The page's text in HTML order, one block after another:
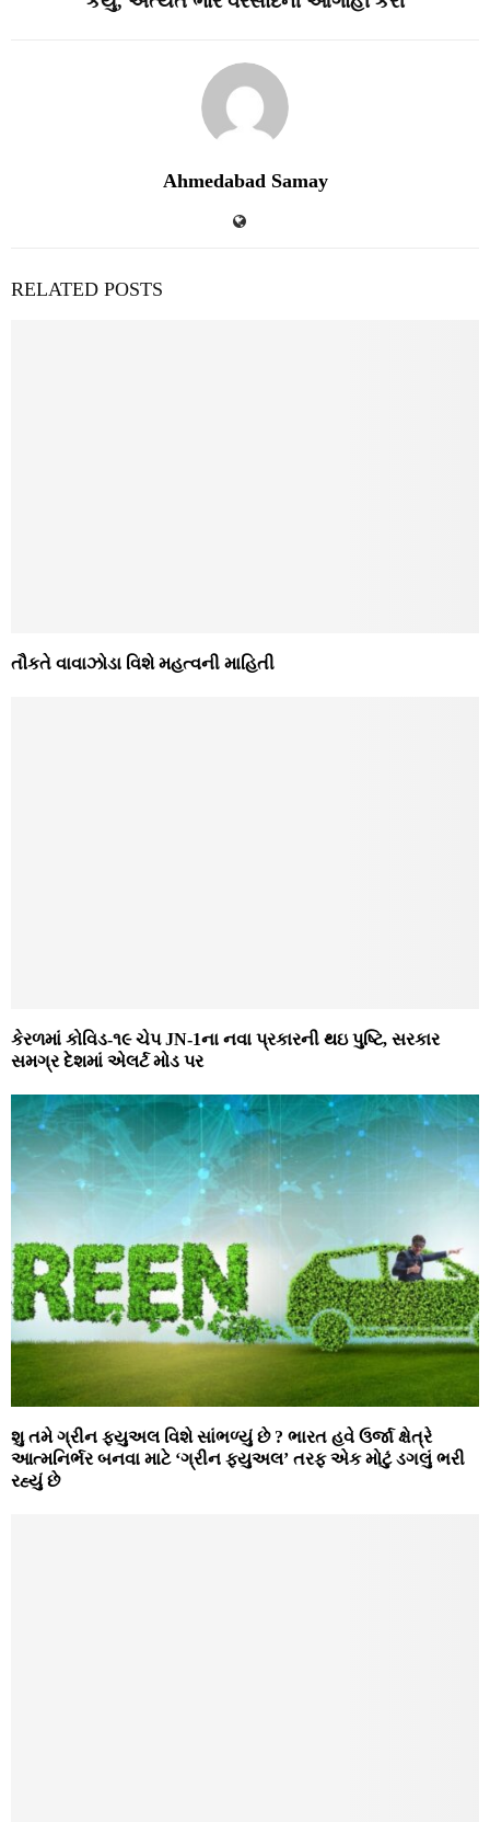
Ahmedabad Samay
RELATED POSTS
તૌકતે વાવાઝોડા વિશે મહત્વની માહિતી
કેરળમાં કોવિડ-૧૯ ચેપ JN-1ના નવા પ્રકારની થઇ પુષ્ટિ, સરકાર
સમગ્ર દેશમાં એલર્ટ મોડ પર
શુ તમે ગ્રીન ફ્યુઅલ વિશે સાંભળ્યું છે ? ભારત હવે ઉર્જા ક્ષેત્રે
આત્મનિર્ભર બનવા માટે ‘ગ્રીન ફ્યુઅલ’ તરફ એક મોટું ડગલું ભરી
રહ્યું છે